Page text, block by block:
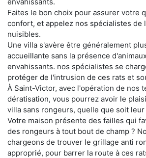
Faites le bon choix pour assurer votre
confort, et appelez nos spécialistes de
nuisibles.
Une villa s'avère être généralement
accueillante sans la présence
envahissants. nos spécialistes se
protéger de l'intrusion de ces rats et
À Saint-Victor, avec l'opération de nos
dératisation, vous pourrez avoir le
villa sans rongeurs, quelle que soit leur
Votre maison présente des failles qui
des rongeurs à tout bout de champ ?
chargeons de trouver le grillage anti
approprié, pour barrer la route à ces